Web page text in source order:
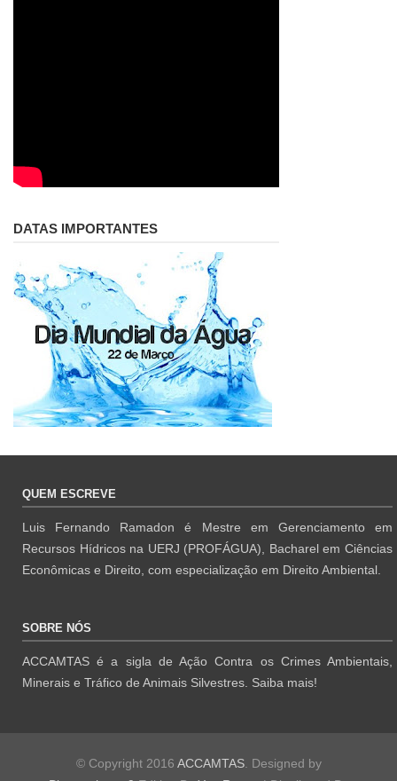
DATAS IMPORTANTES
QUEM ESCREVE
Luis Fernando Ramadon é Mestre em Gerenciamento em
Recursos Hídricos na UERJ (PROFÁGUA), Bacharel em Ciências
Econômicas e Direito, com especialização em Direito Ambiental.
SOBRE NÓS
ACCAMTAS é a sigla de Ação Contra os Crimes Ambientais,
Minerais e Tráfico de Animais Silvestres. Saiba mais!
© Copyright 2016 ACCAMTAS. Designed by